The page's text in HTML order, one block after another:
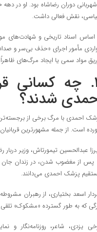
نقش فعالی داشت.
اساس اسناد تاریخی و شهادت‌های
مأمور اجرای «حذف بی‌سر و
مواد سمی یا ایجاد مرگ‌های
۲. چه کسانی
شدند؟
احمدی با مرگ برخی از
است. از جمله مشهورترین
عبدالحسین تیمورتاش، وزیر
پس از مغضوب شدن، در زندان جان
پزشک احمدی می‌دانند.
اسعد بختیاری، از رهبران
که به طور گسترده «مشکوک»
یزدی، شاعر، روزنامه‌نگار و